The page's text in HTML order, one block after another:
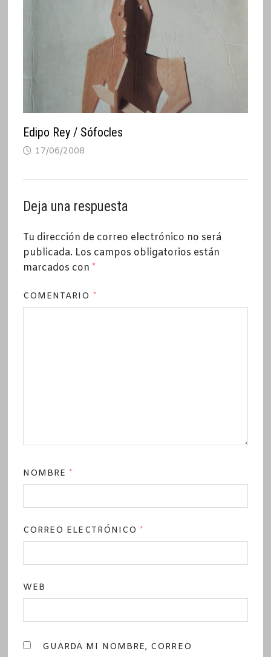
Edipo Rey / Sófocles
17/06/2008
Deja una respuesta
Tu dirección de correo electrónico no será
publicada. Los campos obligatorios están
marcados con *
COMENTARIO *
NOMBRE*
CORREO ELECTRÓNICO*
WEB
GUARDA MI NOMBRE, CORREO